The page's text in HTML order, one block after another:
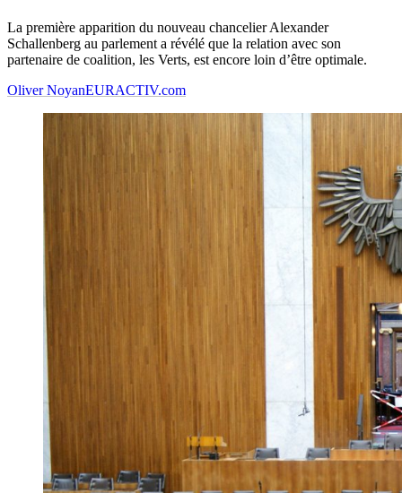
La première apparition du nouveau chancelier Alexander
Schallenberg au parlement a révélé que la relation avec son
partenaire de coalition, les Verts, est encore loin d’être optimale.
Oliver NoyanEURACTIV.com